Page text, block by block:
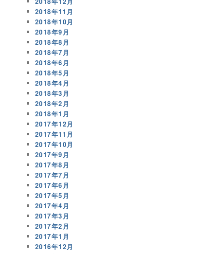
2018年11月
2018年10月
2018年9月
2018年8月
2018年7月
2018年6月
2018年5月
2018年4月
2018年3月
2018年2月
2018年1月
2017年12月
2017年11月
2017年10月
2017年9月
2017年8月
2017年7月
2017年6月
2017年5月
2017年4月
2017年3月
2017年2月
2017年1月
2016年12月